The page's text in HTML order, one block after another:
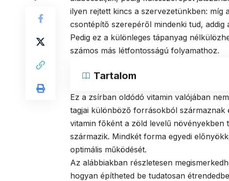
ilyen rejtett kincs a szervezetünkben: míg
csontépítő szerepéről mindenki tud,
Pedig ez a különleges tápanyag
számos más létfontosságú folyamathoz.
Tartalom
Ez a zsírban oldódó vitamin valójában
tagjai különböző forrásokból
vitamin főként a zöld levelű
származik. Mindkét forma egyedi
optimális működését.
Az alábbiakban részletesen
hogyan építheted be tudatosan